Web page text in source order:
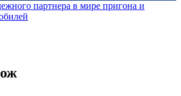
партнера в мире пригона и